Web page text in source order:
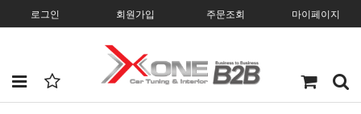
로그인 회원가입 주문조회 마이페이지